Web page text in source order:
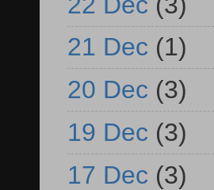
21 Dec (1)
20 Dec (3)
19 Dec (3)
17 Dec (3)